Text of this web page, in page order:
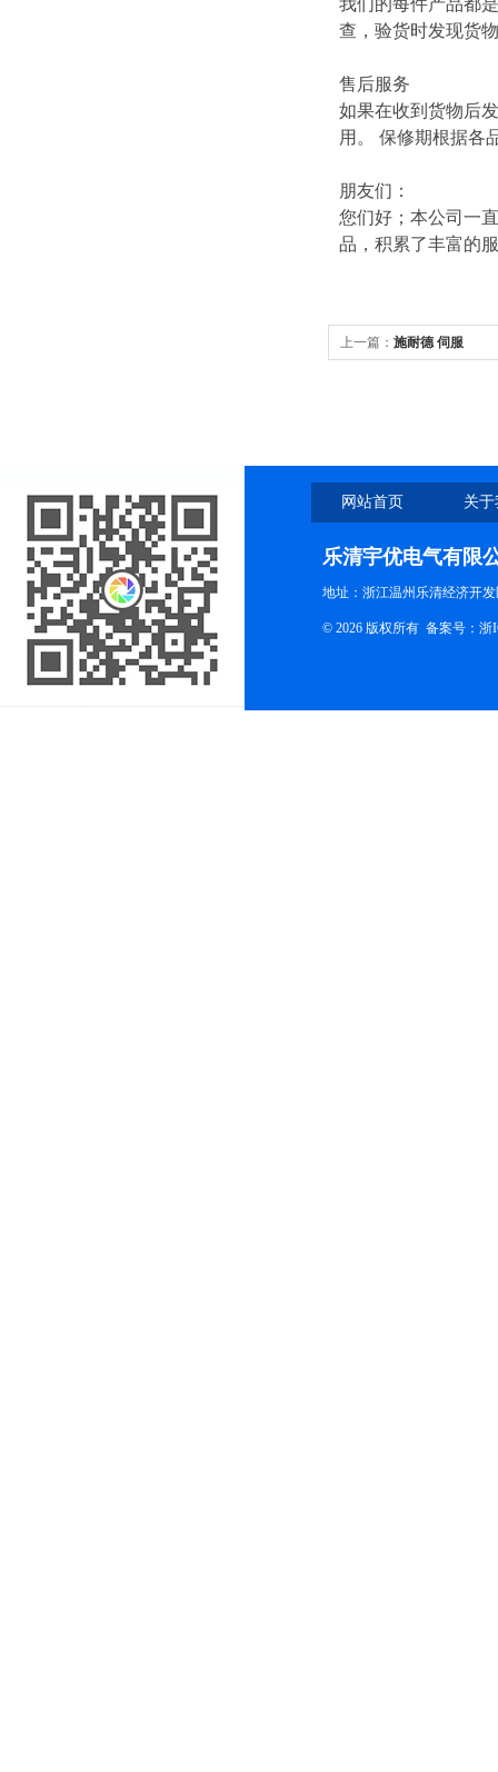
我们的每件产品都
查，验货时发现货
售后服务
如果在收到货物后
用。 保修期根据各
朋友们：
您们好；本公司一
品，积累了丰富的
上一篇： 施耐德 伺服
网站首页 关
乐清宇优电气有限
地址：浙江温州乐清经济开
© 2026 版权所有 备案号：浙